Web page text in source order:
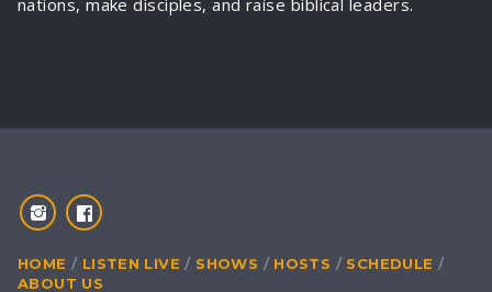
HOME LISTEN LIVE SHOWS HOSTS
SCHEDULE
ABOUT US